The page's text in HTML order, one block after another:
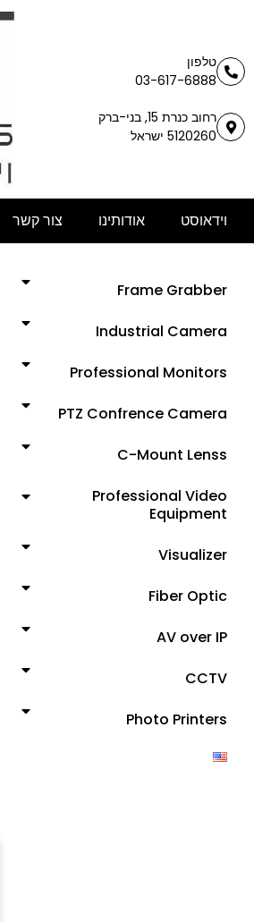
טלפון
03-617-6888
רחוב כנרת 15, בני-ברק
5120260 ישראל
וידאוסט אודותינו צור קשר
Frame Grabber
Industrial Camera
Professional Monitors
PTZ Confrence Camera
C-Mount Lenss
Professional Video
Equipment
Visualizer
Fiber Optic
AV over IP
CCTV
Photo Printers